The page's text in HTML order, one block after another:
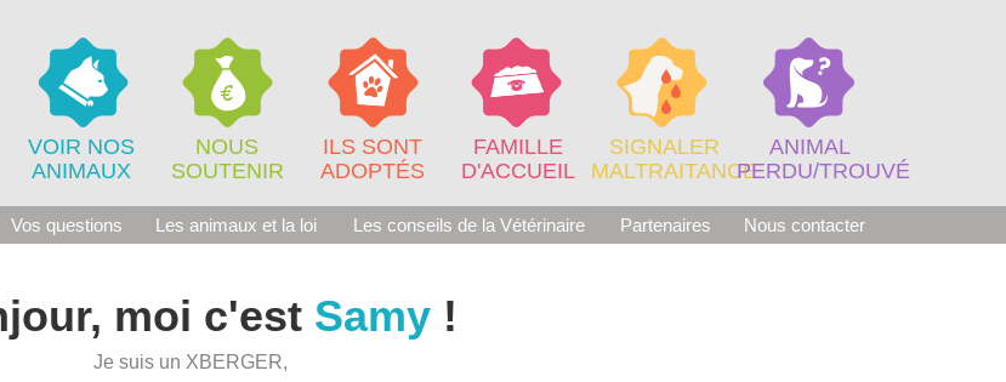
VOIR NOS
ANIMAUX
NOUS
SOUTENIR
ILS SONT
ADOPTÉS
FAMILLE
D'ACCUEIL
SIGNALER
MALTRAITANCE
ANIMAL
PERDU/TROUVÉ
Vos questions Les animaux et la loi Les conseils de la Vétérinaire Partenaires Nous contacter
moi c'est Samy!
Je suis un XBERGER,